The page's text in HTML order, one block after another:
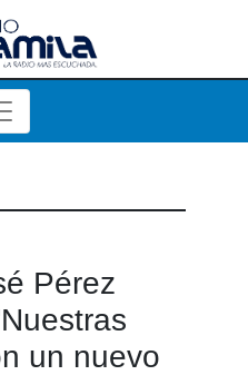
Pérez
un nuevo